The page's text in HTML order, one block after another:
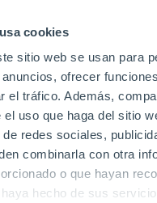
cookies
sitio web se usan para
ofrecer
el tráfico. Además,
el uso que haga del sitio
redes sociales,
combinarla con otra
o que hayan
hecho de sus